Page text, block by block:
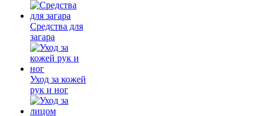
Средства для
загара
Уход за кожей
рук и ног